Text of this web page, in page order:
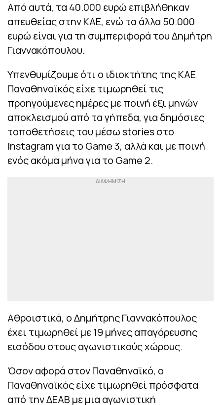
Από αυτά, τα 40.000 ευρώ επιβλήθηκαν
απευθείας στην ΚΑΕ, ενώ τα άλλα 50.000
ευρώ είναι για τη συμπεριφορά του Δημήτρη
Γιαννακόπουλου.
Υπενθυμίζουμε ότι ο ιδιοκτήτης της ΚΑΕ
Παναθηναϊκός είχε τιμωρηθεί τις
προηγούμενες ημέρες με ποινή έξι μηνών
αποκλεισμού από τα γήπεδα, για δημόσιες
τοποθετήσεις του μέσω stories στο
Instagram για το Game 3, αλλά και με ποινή
ενός ακόμα μήνα για το Game 2.
Αθροιστικά, ο Δημήτρης Γιαννακόπουλος
έχει τιμωρηθεί με 19 μήνες απαγόρευσης
εισόδου στους αγωνιστικούς χώρους.
Όσον αφορά στον Παναθηναϊκό, ο
Παναθηναϊκός είχε τιμωρηθεί πρόσφατα
από την ΔΕΑΒ με μια αγωνιστική